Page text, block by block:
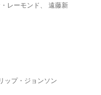
レーモンド、 遠藤新
プ・ジョンソン